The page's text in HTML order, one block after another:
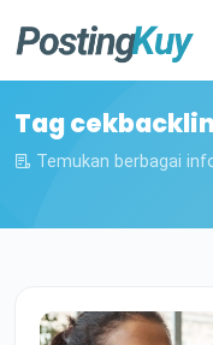
Tag
Temukan berbagai